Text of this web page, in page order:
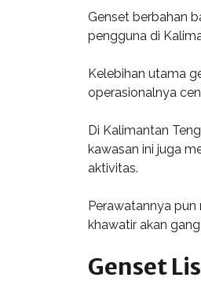
Genset berbahan
pengguna di
Kelebihan utama
operasionalnya
Di Kalimantan
kawasan ini juga
aktivitas.
Perawatannya
khawatir akan
Genset